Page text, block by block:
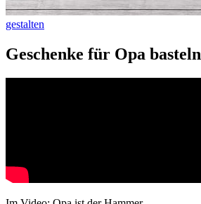
gestalten
Geschenke für Opa basteln